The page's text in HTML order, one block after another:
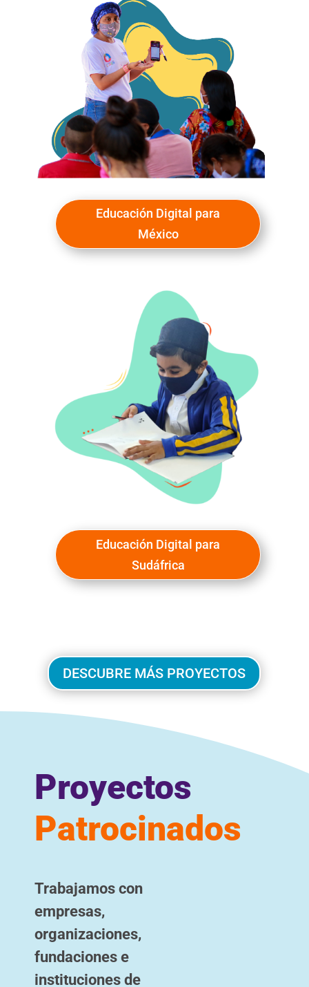
Educación Digital para
México
Educación Digital para
Sudáfrica
DESCUBRE MÁS PROYECTOS
Proyectos
Patrocinados
Trabajamos con
empresas,
organizaciones,
fundaciones e
instituciones de